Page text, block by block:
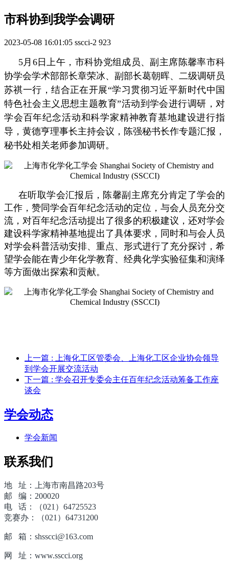
市科协到我学会调研
2023-05-08 16:01:05 sscci-2 923
5月6日上午，市科协党组成员、副主席陈馨率市科
协学会学术部部长章荣冰、副部长葛朝晖、二级调研员
苏祺一行，结合正在开展“学习贯彻习近平新时代中国
特色社会主义思想主题教育”活动到学会进行调研，对
学会百年纪念活动和科学家精神教育基地建设进行指
导，黄德亨理事长主持会议，陈强秘书长作专题汇报，
秘书处相关老师参加调研。
在听取学会汇报后，陈馨副主席充分肯定了学会的
工作，赞同学会百年纪念活动的定位，与会人员充分交
流，对百年纪念活动提出了很多的积极建议，还对学会
建设科学家精神基地提出了具体要求，同时和与会人员
对学会科普活动安排、重点、形式进行了充分探讨，希
望学会能在青少年化学教育、经典化学实验征集和演绎
等方面做出探索和贡献。
上一篇 : 上海化工区管委会、上海化工区企业协会领导
到学会开展交流活动
下一篇 : 学会召开专委会主任百年纪念活动筹备工作座
谈会
学会动态
学会新闻
联系我们
地 址：上海市南昌路203号
邮 编：200020
电 话：（021）64725523
竞赛办：（021）64731200
邮 箱：shsscci@163.com
网 址：www.sscci.org